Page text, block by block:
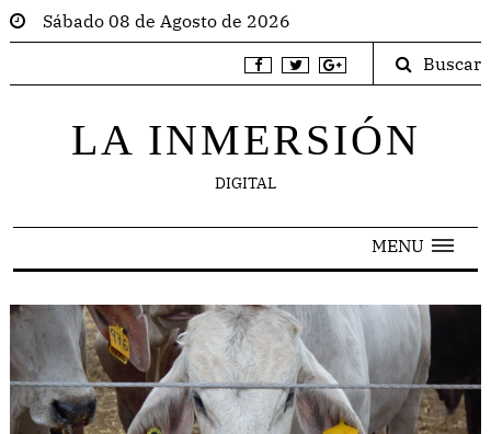
Sábado 08 de Agosto de 2026
Buscar
LA INMERSIÓN
DIGITAL
MENU